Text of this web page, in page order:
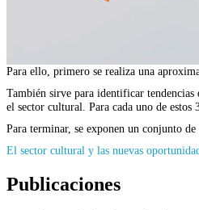
Para ello, primero se realiza una
También sirve para identificar
el sector cultural. Para cada uno de estos
Para terminar, se exponen un conjunto
El sector cultural y las nuevas
Publicaciones